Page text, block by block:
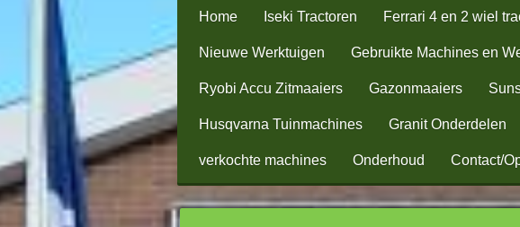
Home Iseki Tractoren Ferrari 4 en 2 wiel
Nieuwe Werktuigen Gebruikte Machines en
Ryobi Accu Zitmaaiers Gazonmaaiers
Husqvarna Tuinmachines Granit Onderdelen
verkochte machines Onderhoud Contact/